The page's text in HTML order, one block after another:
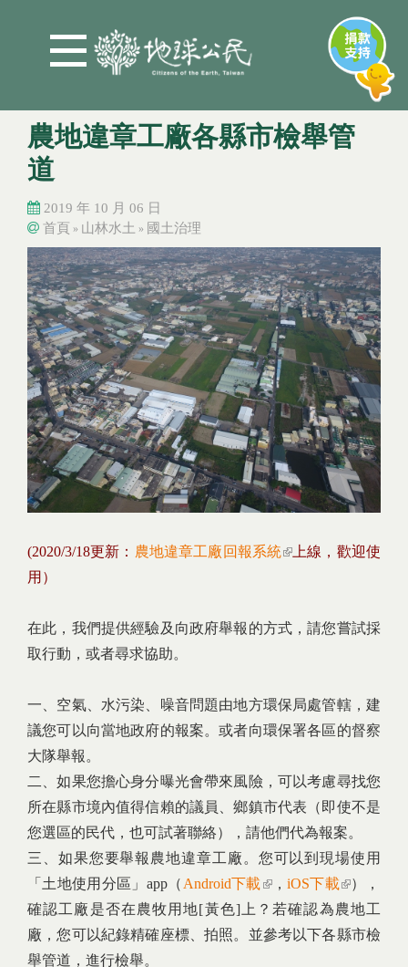
農地違章工廠各縣市檢舉管
道
2019 年 10 月 06 日
您在這裡
首頁 » 山林水土 » 國土治理
您在這裡
(2020/3/18更新： 農地違章工廠回報系統(link is external)
上線，歡迎使
用）
在此，我們提供經驗及向政府舉報的方式，請您嘗試採
取行動，或者尋求協助。
一、空氣、水污染、噪音問題由地方環保局處管轄，建
議您可以向當地政府的報案。或者向環保署各區的督察
大隊舉報。
二、如果您擔心身分曝光會帶來風險，可以考慮尋找您
所在縣市境內值得信賴的議員、鄉鎮市代表（即使不是
您選區的民代，也可試著聯絡），請他們代為報案。
三、如果您要舉報農地違章工廠。您可以到現場使用
「土地使用分區」app（ Android下載(link is external)
， iOS下載(link is
external)
），
確認工廠是否在農牧用地[黃色]上？若確認為農地工
廠，您可以紀錄精確座標、拍照。並參考以下各縣市檢
舉管道，進行檢舉。